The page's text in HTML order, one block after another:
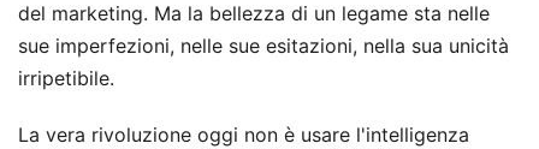
del marketing. Ma la bellezza di un legame sta nelle
sue imperfezioni, nelle sue esitazioni, nella sua unicità
irripetibile.
La vera rivoluzione oggi non è usare l'intelligenza